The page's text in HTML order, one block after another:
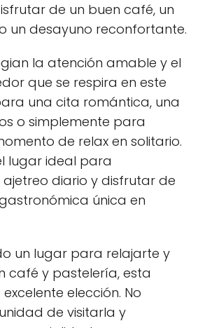
de un buen café, un
un desayuno reconfortante.
la atención amable y el
que se respira en este
una cita romántica, una
o simplemente para
de relax en solitario.
lugar ideal para
diario y disfrutar de
única en
un lugar para relajarte y
café y pastelería, esta
elección. No
de visitarla y